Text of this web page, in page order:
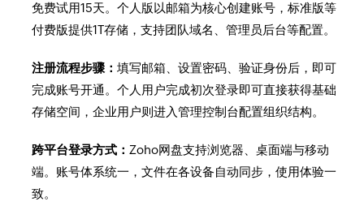
免费试用15天。个人版以邮箱为核心创建账号，标准版等
付费版提供1T存储，支持团队域名、管理员后台等配置。
注册流程步骤：填写邮箱、设置密码、验证身份后，即可
完成账号开通。个人用户完成初次登录即可直接获得基础
存储空间，企业用户则进入管理控制台配置组织结构。
跨平台登录方式： Zoho网盘支持浏览器、桌面端与移动
端。账号体系统一，文件在各设备自动同步，使用体验一
致。